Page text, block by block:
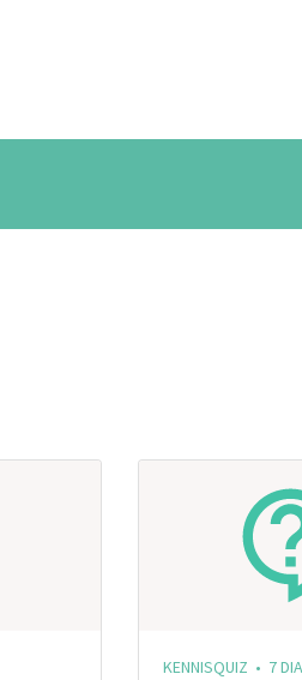
KENNISQUIZ • 7